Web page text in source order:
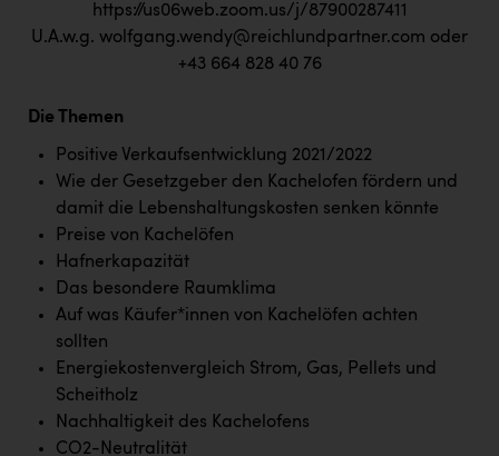
TGW Logistics
TRAILOMAT & Cycling Austria
Vier Diamanten
Wir besiegen Krebs
Wirtschaftskammer OÖ
ZGONC
ZULuft - Zukunft Luft Austria
z.l.ö.
Österreichisches Hebammengremium
https://us06web.zoom.us/j/87900287411
U.A.w.g. wolfgang.wendy@reichlundpartner.com oder
+43 664 828 40 76
Die Themen
Positive Verkaufsentwicklung 2021/2022
Wie der Gesetzgeber den Kachelofen fördern und
damit die Lebenshaltungskosten senken könnte
Preise von Kachelöfen
Hafnerkapazität
Das besondere Raumklima
Auf was Käufer*innen von Kachelöfen achten
sollten
Energiekostenvergleich Strom, Gas, Pellets und
Scheitholz
Nachhaltigkeit des Kachelofens
CO2-Neutralität